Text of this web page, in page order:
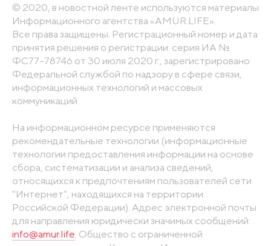
© 2020, в новостной ленте используются материалы
Информационного агентства «AMUR.LIFE».
Все права защищены. Регистрационный номер и дата
принятия решения о регистрации: серия ИА №
ФС77-78746 от 30 июля 2020 г., зарегистрировано
Федеральной службой по надзору в сфере связи,
информационных технологий и массовых
коммуникаций
На информационном ресурсе применяются
рекомендательные технологии (информационные
технологии предоставления информации на основе
сбора, систематизации и анализа сведений,
относящихся к предпочтениям пользователей сети
"Интернет", находящихся на территории
Российской Федерации). Адрес электронной почты
для направления юридически значимых сообщений:
info@amur.life . Общество с ограниченной